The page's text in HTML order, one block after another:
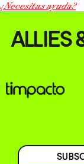
¿Necesitas ayuda?
ALLIES